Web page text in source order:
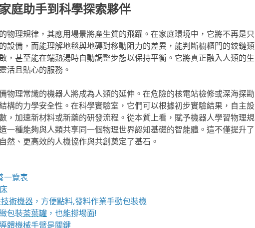
庭助手到科學探索夥伴
物理規律，其應用場景將產生質的飛躍。在家庭環境中，它將不再是只
設備，而能理解地毯與地磚對移動阻力的差異，能判斷櫥櫃門的鉸鏈類
，甚至能在端熱湯時自動調整步態以保持平衡。它將真正融入人類的生
活且貼心的服務。
物理常識的機器人將成為人類的延伸。在危險的核電站檢修或深海探勘
構的力學安全性。在科學實驗室，它們可以根據初步實驗結果，自主設
，加速新材料或新藥的研發流程。從本質上看，賦予機器人學習物理規
一種能夠與人類共享同一個物理世界認知基礎的智能體。這不僅提升了
然、更高效的人機協作與共創奠定了基石。
一覽表
術機器，方便點料,發料作業手動包裝機
包裝茶葉罐，也能撐場面!
體機械手臂是關鍵